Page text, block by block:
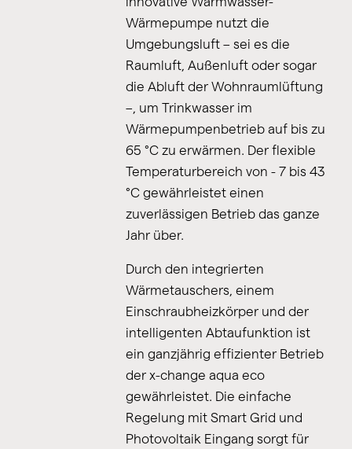
Wärmepumpe nutzt die
Umgebungsluft – sei es die
Raumluft, Außenluft oder sogar
die Abluft der Wohnraumlüftung
–, um Trinkwasser im
Wärmepumpenbetrieb auf bis zu
65 °C zu erwärmen. Der flexible
Temperaturbereich von - 7 bis 43
°C gewährleistet einen
zuverlässigen Betrieb das ganze
Jahr über.
Durch den integrierten
Wärmetauschers, einem
Einschraubheizkörper und der
intelligenten Abtaufunktion ist
ein ganzjährig effizienter Betrieb
der x-change aqua eco
gewährleistet. Die einfache
Regelung mit Smart Grid und
Photovoltaik Eingang sorgt für